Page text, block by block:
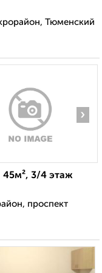
Тюменский
›
45м², 3/4 этаж
проспект